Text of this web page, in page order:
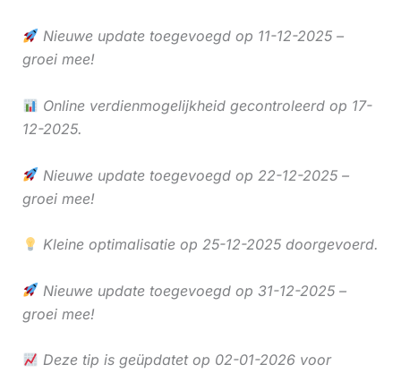
Nieuwe update toegevoegd op 11-12-2025 –
groei mee!
Online verdienmogelijkheid gecontroleerd op 17-
12-2025.
Nieuwe update toegevoegd op 22-12-2025 –
groei mee!
Kleine optimalisatie op 25-12-2025 doorgevoerd.
Nieuwe update toegevoegd op 31-12-2025 –
groei mee!
Deze tip is geüpdatet op 02-01-2026 voor